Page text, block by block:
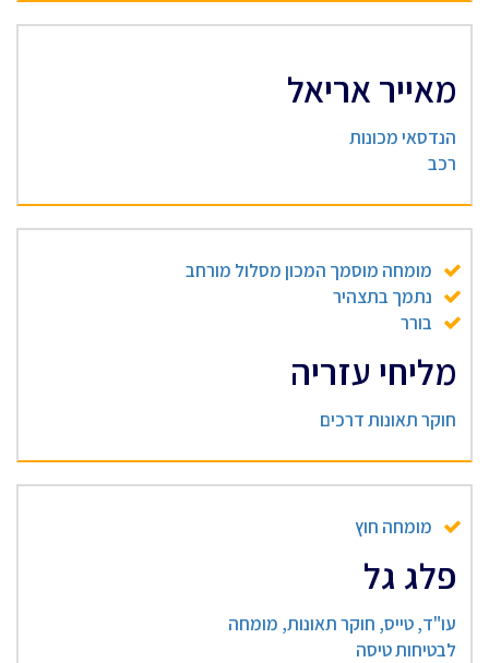
מאייר אריאל
הנדסאי מכונות
רכב
מומחה מוסמך המכון מסלול מורחב
נתמך בתצהיר
בורר
מליחי עזריה
חוקר תאונות דרכים
מומחה חוץ
פלג גל
עו"ד, טייס, חוקר תאונות, מומחה
לבטיחות טיסה